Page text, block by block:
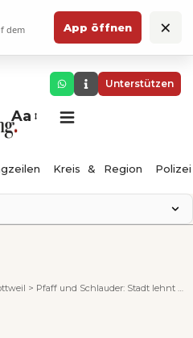
dem
App öffnen ×
Unterstützen
Aa
Kreis & Region Polizei
> Pfaff und Schlauder: Stadt lehnt Bauantrag ab +++ aktualisiert